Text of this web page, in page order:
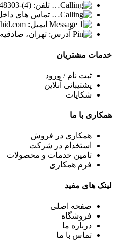
تلفن: (4)-44248303-021
تماس های داخل
ایمیل: Info@Zibatarshid.com
آدرس: تهران، صادقیه ، بلوار
خدمات مشتریان
ثبت نام / ورود
پشتیبانی آنلاین
شکایات
همکاری با ما
همکاری در فروش
استخدام در شرکت
تامین خدمات و محصولات
فرم همکاری
لینک های مفید
صفحه اصلی
فروشگاه
درباره ما
تماس با ما